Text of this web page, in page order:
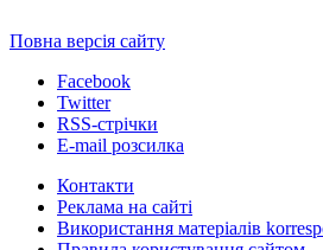
Повна версія сайту
Facebook
Twitter
RSS-стрічки
E-mail розсилка
Контакти
Реклама на сайті
Використання матеріалів